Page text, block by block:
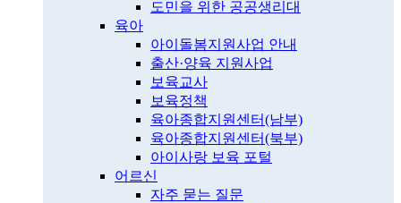
도민을 위한 공공생리대
육아
아이돌봄지원사업 안내
출산·양육 지원사업
보육교사
보육정책
육아종합지원센터(남부)
육아종합지원센터(북부)
아이사랑 보육 포털
어르신
자주 묻는 질문